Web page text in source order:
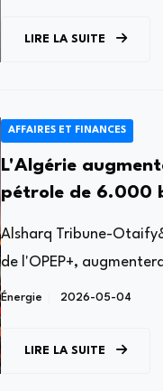
LIRE LA SUITE
AFFAIRES ET FINANCES
L'Algérie
pétrole de 6.000
Alsharq Tribune-
de l'OPEP+,
Énergie 2026-05-04
LIRE LA SUITE